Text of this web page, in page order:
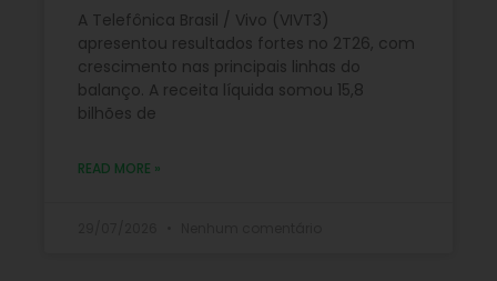
A Telefônica Brasil / Vivo (VIVT3)
apresentou resultados fortes no 2T26, com
crescimento nas principais linhas do
balanço. A receita líquida somou 15,8
bilhões de
READ MORE »